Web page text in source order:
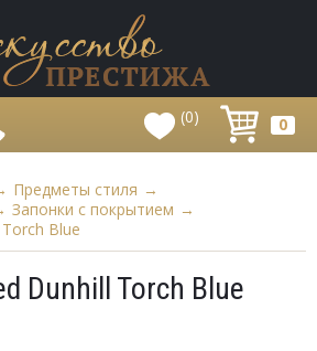
(0) 0
Предметы стиля →
Запонки с покрытием →
Blue
Dunhill Torch Blue